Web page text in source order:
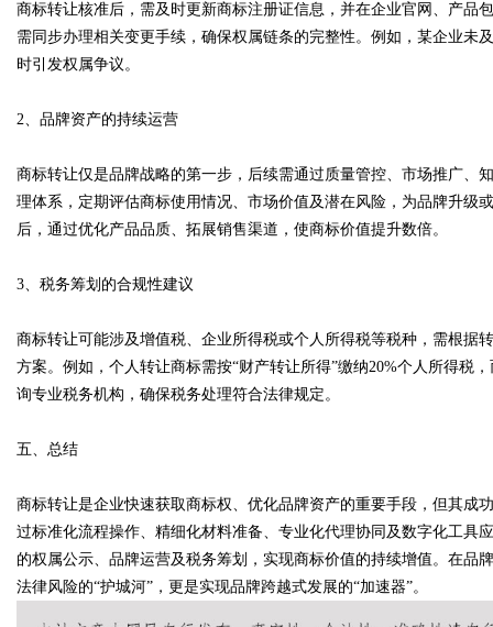
商标转让核准后，需及时更新商标注册证信息，并在企业官网、产品
需同步办理相关变更手续，确保权属链条的完整性。例如，某企业未
时引发权属争议。
2、品牌资产的持续运营
商标转让仅是品牌战略的第一步，后续需通过质量管控、市场推广、
理体系，定期评估商标使用情况、市场价值及潜在风险，为品牌升级
后，通过优化产品品质、拓展销售渠道，使商标价值提升数倍。
3、税务筹划的合规性建议
商标转让可能涉及增值税、企业所得税或个人所得税等税种，需根据
方案。例如，个人转让商标需按“财产转让所得”缴纳20%个人所得税
询专业税务机构，确保税务处理符合法律规定。
五、总结
商标转让是企业快速获取商标权、优化品牌资产的重要手段，但其成
过标准化流程操作、精细化材料准备、专业化代理协同及数字化工具
的权属公示、品牌运营及税务筹划，实现商标价值的持续增值。在品
法律风险的“护城河”，更是实现品牌跨越式发展的“加速器”。